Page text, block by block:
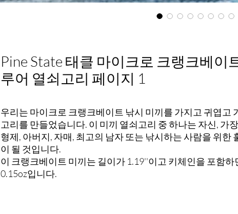
Pine State 태클 마이크로 크랭크베이
루어 열쇠고리 페이지 1
우리는 마이크로 크랭크베이트 낚시 미끼를 가지고 귀엽고
고리를 만들었습니다. 이 미끼 열쇠고리 중 하나는 자신, 가
형제, 아버지, 자매, 최고의 남자 또는 낚시하는 사람을 위한
이 될 것입니다.
이 크랭크베이트 미끼는 길이가 1.19''이고 키체인을 포함하
0.15oz입니다.